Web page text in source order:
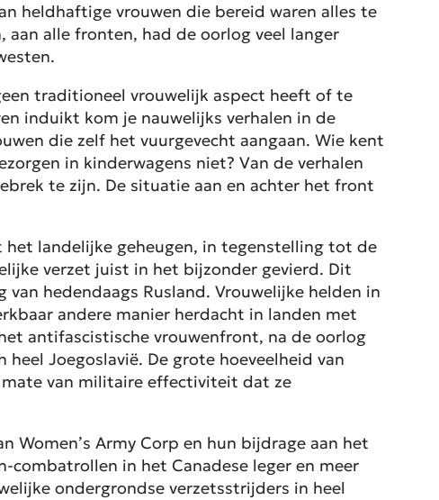
heldhaftige vrouwen die bereid waren alles te
alle fronten, had de oorlog veel langer
traditioneel vrouwelijk aspect heeft of te
induikt kom je nauwelijks verhalen in de
die zelf het vuurgevecht aangaan. Wie kent
in kinderwagens niet? Van de verhalen
te zijn. De situatie aan en achter het front
landelijke geheugen, in tegenstelling tot de
verzet juist in het bijzonder gevierd. Dit
hedendaags Rusland. Vrouwelijke helden in
andere manier herdacht in landen met
antifascistische vrouwenfront, na de oorlog
Joegoslavië. De grote hoeveelheid van
mate van militaire effectiviteit dat ze
Women’s Army Corp en hun bijdrage aan het
in het Canadese leger en meer
ondergrondse verzetsstrijders in heel